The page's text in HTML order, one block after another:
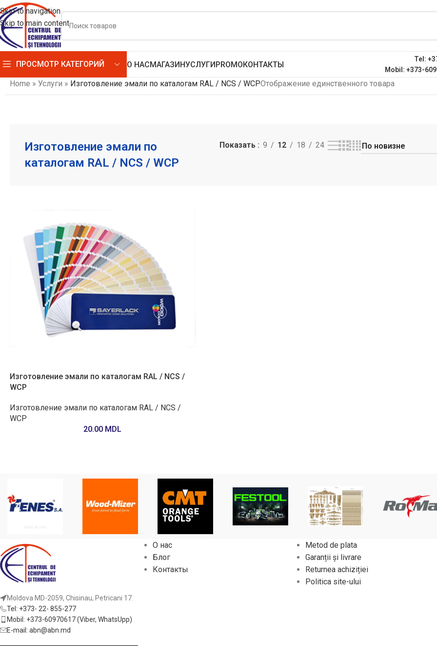
Skip to navigation
Skip to main content
ПРОСМОТР КАТЕГОРИЙ О НАСМАГАЗИНУСЛУГИPROMOКОНТАКТЫ
Tel:
Mobil: +373-
Home » Услуги » Изготовление эмали по каталогам RAL / NCS / WCPОтображение единственного товара
Изготовление эмали по
каталогам RAL / NCS / WCP
Показать 9 12 18 24
Изготовление эмали по каталогам RAL / NCS /
WCP
Изготовление эмали по каталогам RAL / NCS /
WCP
20.00 MDL
Moldova MD-2059, Chisinau, Petricani 17.
Tel: +373- 22- 855-277
Mobil: +373-60970617 (Viber, WhatsUpp)
E-mail: abn@abn.md
О нас
Блог
Контакты
Metod de plata
Garanții și livrare
Returnea achiziției
Politica site-ului